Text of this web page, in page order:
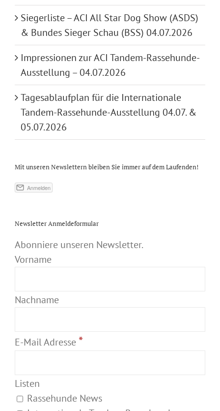
Siegerliste – ACI All Star Dog Show (ASDS)
& Bundes Sieger Schau (BSS) 04.07.2026
Impressionen zur ACI Tandem-Rassehunde-
Ausstellung – 04.07.2026
Tagesablaufplan für die Internationale
Tandem-Rassehunde-Ausstellung 04.07. &
05.07.2026
Mit unseren Newslettern bleiben Sie immer auf dem Laufenden!
Newsletter Anmeldeformular
Abonniere unseren Newsletter.
Vorname
Nachname
E-Mail Adresse *
Listen
Rassehunde News